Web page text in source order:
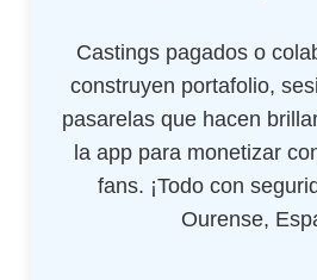
Castings pagados o
construyen portafolio,
pasarelas que hacen
la app para monetizar
fans. ¡Todo con
Ourense,